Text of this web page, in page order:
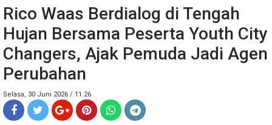
Rico Waas Berdialog di Tengah
Hujan Bersama Peserta Youth City
Changers, Ajak Pemuda Jadi Agen
Perubahan
Selasa, 30 Juni 2026 / 11.26